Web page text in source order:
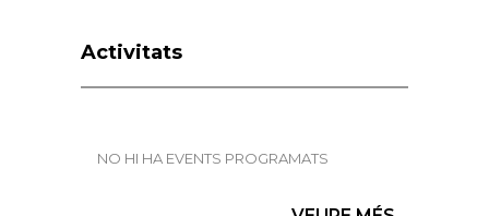
Activitats
NO HI HA EVENTS PROGRAMATS